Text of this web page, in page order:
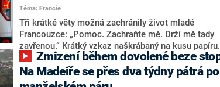
Téma: Francie
Tři krátké věty možná zachránily život mladé
Francouzce: „Pomoc. Zachraňte mě. Drží mě tady
zavřenou.“ Krátký vzkaz naškrábaný na kusu papíru
vyhodila žena z okna. Za svou záchranu vděčí –
kromě své odvahy a duchapřítomnosti – mladému
páru, který si papíru na ulici všiml, informuje
Na Madeiře se přes dva týdny pátrá po